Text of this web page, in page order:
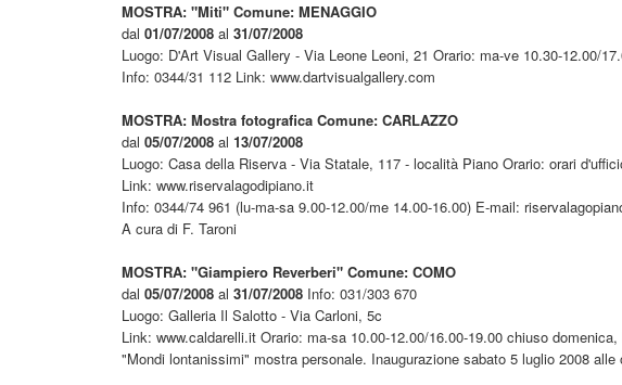
MOSTRA: "Miti" Comune: MENAGGIO
dal 01/07/2008 al 31/07/2008
Luogo: D'Art Visual Gallery - Via Leone Leoni, 21 Orario: ma-ve 10.30-12.00/
Info: 0344/31 112 Link: www.dartvisualgallery.com
MOSTRA: Mostra fotografica Comune: CARLAZZO
dal 05/07/2008 al 13/07/2008
Luogo: Casa della Riserva - Via Statale, 117 - località Piano Orario: orari
Link: www.riservalagodipiano.it
Info: 0344/74 961 (lu-ma-sa 9.00-12.00/me 14.00-16.00) E-mail:
A cura di F. Taroni
MOSTRA: "Giampiero Reverberi" Comune: COMO
dal 05/07/2008 al 31/07/2008 Info: 031/303 670
Luogo: Galleria Il Salotto - Via Carloni, 5c
Link: www.caldarelli.it Orario: ma-sa 10.00-12.00/16.00-19.00 chiuso
"Mondi lontanissimi" mostra personale. Inaugurazione sabato 5 luglio 2008 alle